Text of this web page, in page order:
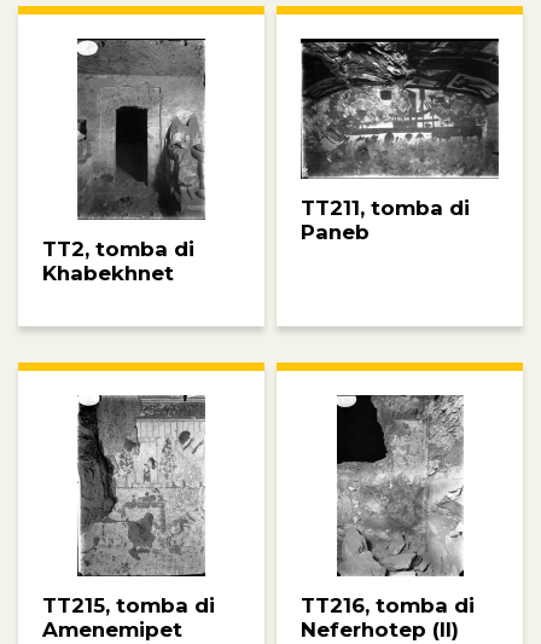
TT2, tomba di
Khabekhnet
TT211, tomba di
Paneb
TT215, tomba di
Amenemipet
TT216, tomba di
Neferhotep (II)